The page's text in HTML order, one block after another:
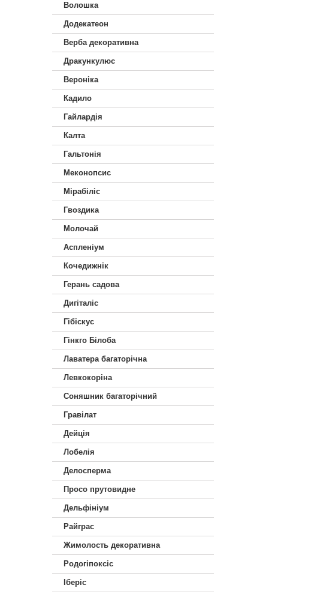
Волошка
Додекатеон
Верба декоративна
Дракункулюс
Вероніка
Кадило
Гайлардія
Калта
Гальтонія
Меконопсис
Мірабіліс
Гвоздика
Молочай
Аспленіум
Кочедижнік
Герань садова
Дигіталіс
Гібіскус
Гінкго Білоба
Лаватера багаторічна
Левкокоріна
Соняшник багаторічний
Гравілат
Дейція
Лобелія
Делосперма
Просо прутовидне
Дельфініум
Райграс
Жимолость декоративна
Родогіпоксіс
Іберіс